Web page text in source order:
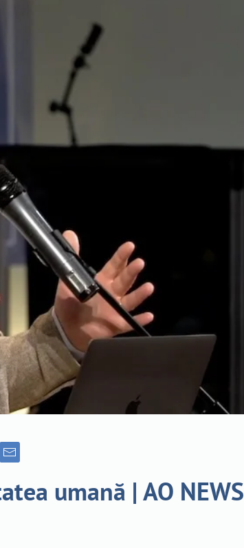
umană | AO NEWS